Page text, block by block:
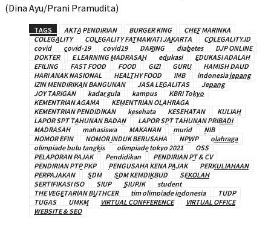
(Dina Ayu/Prani Pramudita)
TAGS AKTA PENDIRIAN BURGER KING
CHEF MARINKA
COLEGALITY
COLEGALITY FATMAWATI JAKARTA
COLEGALITY.ID
covid
covid-19 covid19 DARING diabetes
DJP ONLINE
DOKTER
E LEARNING MADRASAH edukasi
EDUKASI ADALAH
EFILING
FAST FOOD FOOD GIZI GURU
HAMISH DAUD
HARI ANAK NASIONAL
HEALTHY FOOD IMB
indonesia jepang
IZIN MENDIRIKAN BANGUNAN
JASA LEGALITAS
Jepang
JOY TARIGAN
kadar gula kampus
KBRI Tokyo
KEMENTRIAN AGAMA
KEMENTRIAN OLAHRAGA
KEMENTRIAN PENDIDIKAN
kesehata KESEHATAN
KULIAH
LAPOR SPT TAHUNAN BADAN
LAPOR SPT TAHUNAN PRIBADI
MADRASAH
mahasiswa MAKANAN murid
NIB
NOMOR EFIN
NOMOR INDUK BERUSAHA NPWP
olahraga
olimpiade bulu tangkis
olimpiade tokyo 2021
OSS
PELAPORAN PAJAK
Pendidikan
PENDIRIAN PT & CV
PENDIRIAN PTP PKP
PENGUSAHA KENA PAJAK
PERKULIAHAAN
PERPAJAKAN
SDM SDM KEMDIKBUD
SEKOLAH
SERTIFIKASI ISO
SIUP SIUPJK
student
THE VEGETARIAN BUTHCER
tim olimpiade indonesia
TUDP
TUGAS
UMKM VIRTUAL CONFFERENCE
VIRTUAL OFFICE
WEBSITE & SEO